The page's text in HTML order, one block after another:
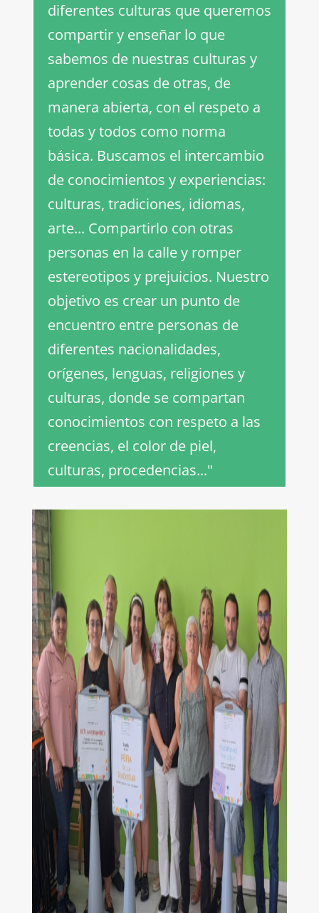
diferentes culturas que queremos
compartir y enseñar lo que
sabemos de nuestras culturas y
aprender cosas de otras, de
manera abierta, con el respeto a
todas y todos como norma
básica. Buscamos el intercambio
de conocimientos y experiencias:
culturas, tradiciones, idiomas,
arte... Compartirlo con otras
personas en la calle y romper
estereotipos y prejuicios. Nuestro
objetivo es crear un punto de
encuentro entre personas de
diferentes nacionalidades,
orígenes, lenguas, religiones y
culturas, donde se compartan
conocimientos con respeto a las
creencias, el color de piel,
culturas, procedencias..."